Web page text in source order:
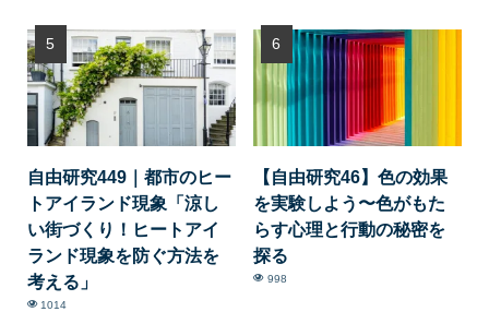
自由研究449｜都市のヒー
トアイランド現象「涼し
い街づくり！ヒートアイ
ランド現象を防ぐ方法を
考える」
1014
【自由研究46】色の効果
を実験しよう〜色がもた
らす心理と行動の秘密を
探る
998